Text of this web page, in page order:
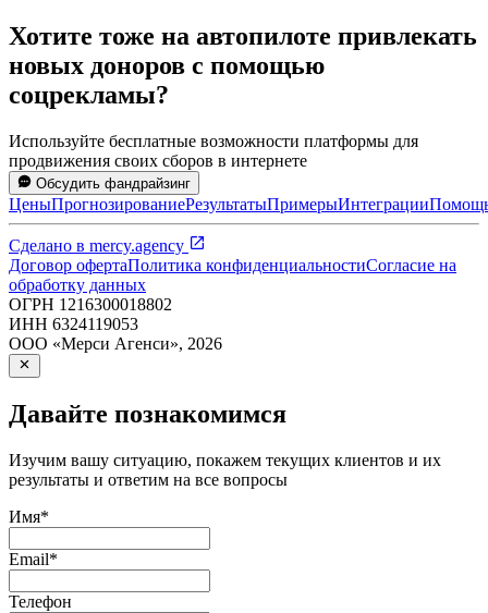
Хотите тоже на автопилоте привлекать
новых доноров с помощью
соцрекламы?
Используйте бесплатные возможности платформы для
продвижения своих сборов в интернете
Обсудить фандрайзинг
ЦеныПрогнозированиеРезультатыПримерыИнтеграции
Сделано в mercy.agency
Договор офертаПолитика конфиденциальностиСогласие на
обработку данных
ОГРН 1216300018802
ИНН 6324119053
ООО «Мерси Агенси», 2026
Давайте познакомимся
Изучим вашу ситуацию, покажем текущих клиентов и их
результаты и ответим на все вопросы
Имя*
Email*
Телефон